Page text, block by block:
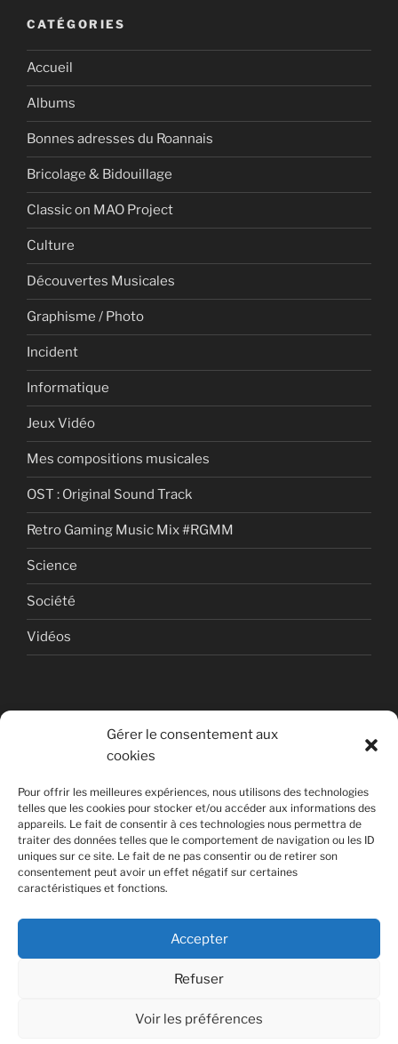
Gérer le consentement aux
cookies
Pour offrir les meilleures expériences, nous utilisons des technologies
telles que les cookies pour stocker et/ou accéder aux informations des
appareils. Le fait de consentir à ces technologies nous permettra de
traiter des données telles que le comportement de navigation ou les ID
uniques sur ce site. Le fait de ne pas consentir ou de retirer son
consentement peut avoir un effet négatif sur certaines
caractéristiques et fonctions.
Accepter
Refuser
Voir les préférences
CATÉGORIES
Accueil
Albums
Bonnes adresses du Roannais
Bricolage & Bidouillage
Classic on MAO Project
Culture
Découvertes Musicales
Graphisme / Photo
Incident
Informatique
Jeux Vidéo
Mes compositions musicales
OST : Original Sound Track
Retro Gaming Music Mix #RGMM
Science
Société
Vidéos
© Copyright Quentin PETITEVILLE
France - 2008 - 2025
All Rights Reserved
Non affilié à la SACEM